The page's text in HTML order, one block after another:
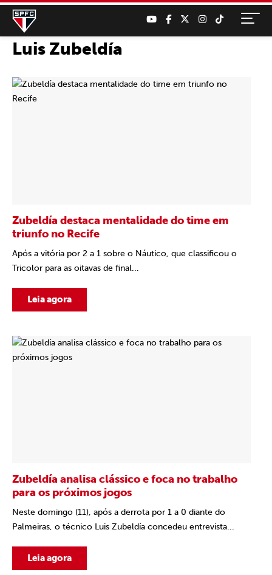
Luis Zubeldía
Zubeldía destaca mentalidade do time em
triunfo no Recife
Após a vitória por 2 a 1 sobre o Náutico, que classificou o
Tricolor para as oitavas de final...
Leia agora
Zubeldía analisa clássico e foca no trabalho
para os próximos jogos
Neste domingo (11), após a derrota por 1 a 0 diante do
Palmeiras, o técnico Luis Zubeldía concedeu entrevista...
Leia agora